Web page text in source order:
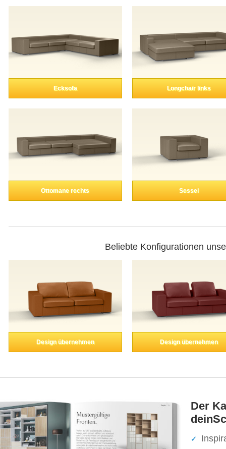
Ecksofa Longchair links
Ottomane rechts Sessel
Beliebte Konfigurationen
Design übernehmen Design übernehmen
Der